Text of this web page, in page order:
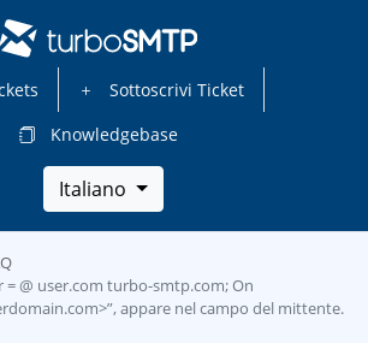
Sottoscrivi Ticket
Knowledgebase
Italiano
= @ user.com turbo-smtp.com; On
appare nel campo del mittente.